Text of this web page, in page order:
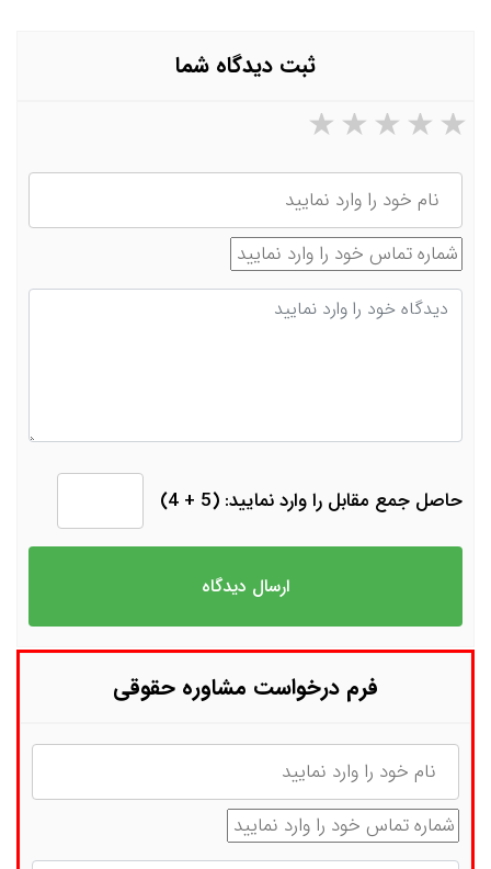
ثبت دیدگاه شما
۵ ستاره از ۵ ۴ ستاره از ۵ ۳ ستاره از ۵ ۲ ستاره از ۵
نام
شماره تماس
دیدگاه
حاصل جمع مقابل را وارد نمایید: (5 + 4)
فرم درخواست مشاوره حقوقی
نام
شماره تماس